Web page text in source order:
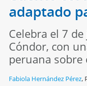
adaptado
Celebra el 7
Cóndor, con
peruana sobre
Fabiola Hernández Pérez,